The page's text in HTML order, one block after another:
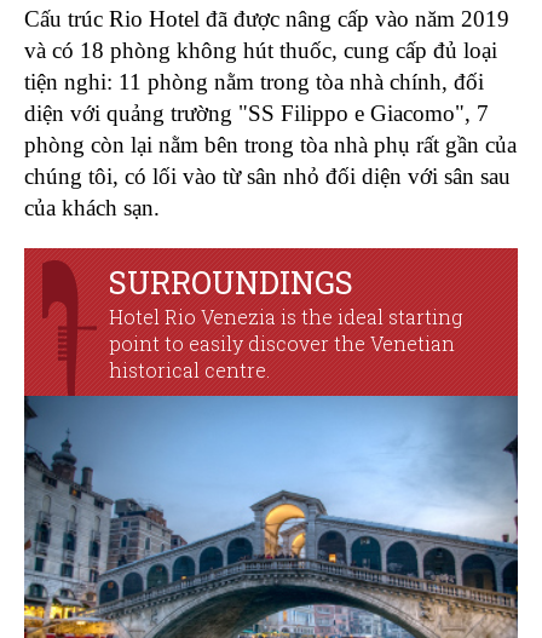
Cấu trúc Rio Hotel đã được nâng cấp vào năm 2019
và có 18 phòng không hút thuốc, cung cấp đủ loại
tiện nghi: 11 phòng nằm trong tòa nhà chính, đối
diện với quảng trường "SS Filippo e Giacomo", 7
phòng còn lại nằm bên trong tòa nhà phụ rất gần của
chúng tôi, có lối vào từ sân nhỏ đối diện với sân sau
của khách sạn.
SURROUNDINGS
Hotel Rio Venezia is the ideal starting
point to easily discover the Venetian
historical centre.